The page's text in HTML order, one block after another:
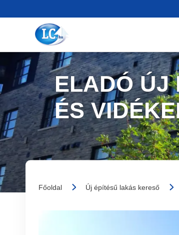
ELADÓ ÚJ
ÉS
Főoldal Új építésű lakás kereső